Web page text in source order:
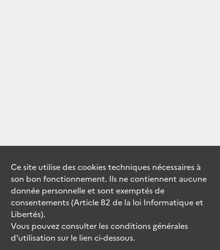
Ce site utilise descookiestechniques nécessaires à
son bon fonctionnement. Ils ne contiennent aucune
donnée personnelle et sont exemptés de
consentements (Article 82 de la loi Informatique et
Libertés).
Vous pouvez consulter les conditions générales
d’utilisation sur le lien ci-dessous.